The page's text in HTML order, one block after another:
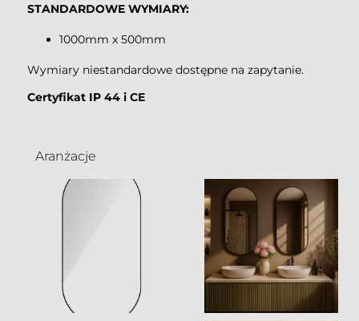
STANDARDOWE WYMIARY:
1000mm x 500mm
Wymiary niestandardowe dostępne na zapytanie.
Certyfikat IP 44 i CE
Aranżacje